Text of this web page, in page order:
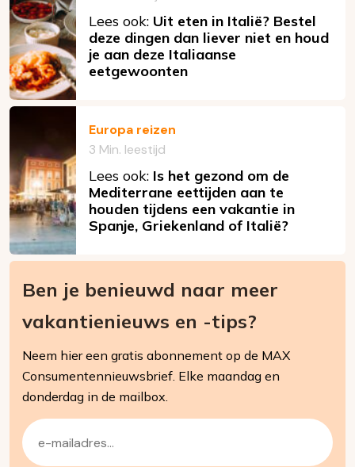
Lees ook: Uit eten in Italië? Bestel
deze dingen dan liever niet en houd
je aan deze Italiaanse
eetgewoonten
Europa reizen
3 Min. leestijd
Lees ook: Is het gezond om de
Mediterrane eettijden aan te
houden tijdens een vakantie in
Spanje, Griekenland of Italië?
Ben je benieuwd naar meer
vakantienieuws en -tips?
Neem hier een gratis abonnement op de MAX
Consumentennieuwsbrief. Elke maandag en
donderdag in de mailbox.
E-
mailadres